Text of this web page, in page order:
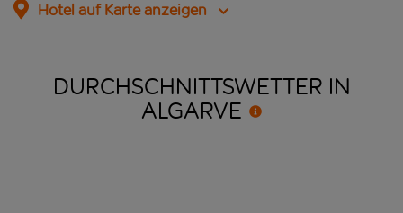
Hotel auf Karte anzeigen
DURCHSCHNITTSWETTER IN
ALGARVE